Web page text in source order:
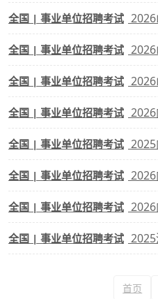
全国 | 事业单位招聘考试
全国 | 事业单位招聘考试
全国 | 事业单位招聘考试
全国 | 事业单位招聘考试
全国 | 事业单位招聘考试
全国 | 事业单位招聘考试
全国 | 事业单位招聘考试
全国 | 事业单位招聘考试
首页